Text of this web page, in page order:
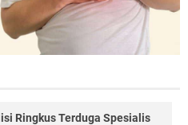
Ringkus Terduga Spesialis